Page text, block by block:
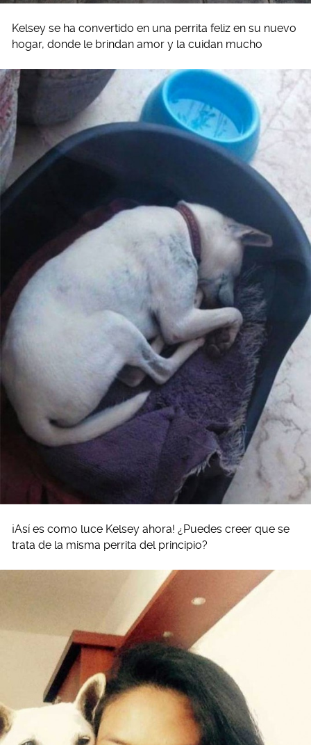
Kelsey se ha convertido en una perrita feliz en su nuevo
hogar, donde le brindan amor y la cuidan mucho
¡Así es como luce Kelsey ahora! ¿Puedes creer que se
trata de la misma perrita del principio?